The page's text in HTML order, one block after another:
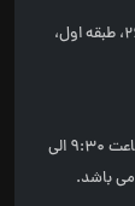
تهران، میدان امام خمینی، ابتدای خ فردوسی، پاساژ 26، طبقه اول،
شنبه تا چهارشنبه از ساعت 9:30 الی 19 - پنجشنبه از ساعت 9:30 الی